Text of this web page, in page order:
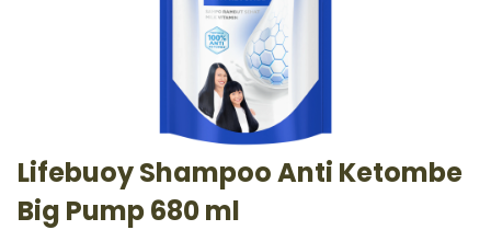
Lifebuoy Shampoo Anti Ketombe
Big Pump 680 ml